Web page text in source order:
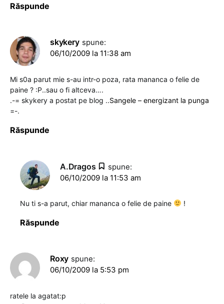
Răspunde
skykery spune:
06/10/2009 la 11:38 am
Mi s0a parut mie s-au intr-o poza, rata mananca o felie de
paine ? :P..sau o fi altceva….
.-= skykery a postat pe blog ..Sangele – energizant la punga
=-.
Răspunde
A.Dragos
spune:
06/10/2009 la 11:53 am
Nu ti s-a parut, chiar mananca o felie de paine !
Răspunde
Roxy spune:
06/10/2009 la 5:53 pm
ratele la agatat:p